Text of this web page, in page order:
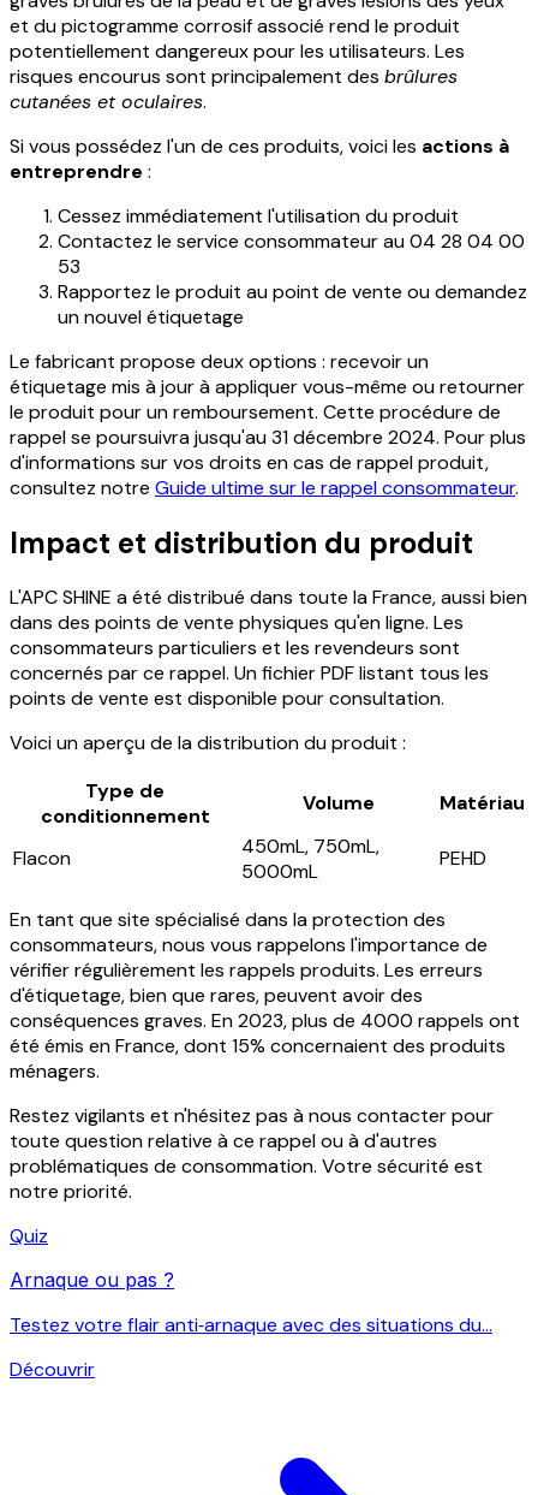
et du pictogramme corrosif associé rend le produit
potentiellement dangereux pour les utilisateurs. Les
risques encourus sont principalement des brûlures
cutanées et oculaires.
Si vous possédez l'un de ces produits, voici les actions à
entreprendre :
Cessez immédiatement l'utilisation du produit
Contactez le service consommateur au 04 28 04 00
53
Rapportez le produit au point de vente ou demandez
un nouvel étiquetage
Le fabricant propose deux options : recevoir un
étiquetage mis à jour à appliquer vous-même ou retourner
le produit pour un remboursement. Cette procédure de
rappel se poursuivra jusqu'au 31 décembre 2024. Pour plus
d'informations sur vos droits en cas de rappel produit,
consultez notre Guide ultime sur le rappel consommateur.
Impact et distribution du produit
L'APC SHINE a été distribué dans toute la France, aussi bien
dans des points de vente physiques qu'en ligne. Les
consommateurs particuliers et les revendeurs sont
concernés par ce rappel. Un fichier PDF listant tous les
points de vente est disponible pour consultation.
Voici un aperçu de la distribution du produit :
Type de
conditionnement
Volume Matériau
Flacon
450mL, 750mL,
5000mL
PEHD
En tant que site spécialisé dans la protection des
consommateurs, nous vous rappelons l'importance de
vérifier régulièrement les rappels produits. Les erreurs
d'étiquetage, bien que rares, peuvent avoir des
conséquences graves. En 2023, plus de 4000 rappels ont
été émis en France, dont 15% concernaient des produits
ménagers.
Restez vigilants et n'hésitez pas à nous contacter pour
toute question relative à ce rappel ou à d'autres
problématiques de consommation. Votre sécurité est
notre priorité.
Quiz
Arnaque ou pas ?
Testez votre flair anti‑arnaque avec des situations du...
Découvrir